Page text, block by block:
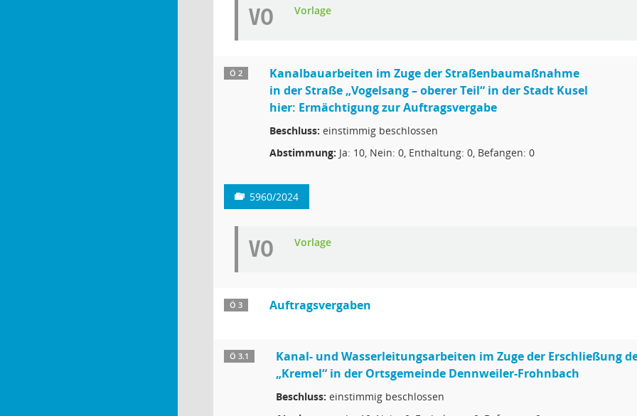
VO Vorlage
Ö 2
Kanalbauarbeiten im Zuge der Straßenbaumaßnahme
in der Straße „Vogelsang – oberer Teil“ in der Stadt Kusel
hier: Ermächtigung zur Auftragsvergabe
Beschluss: einstimmig beschlossen
Abstimmung: Ja: 10, Nein: 0, Enthaltung: 0, Befangen: 0
5960/2024
VO Vorlage
Ö 3 Auftragsvergaben
Ö 3.1
Kanal- und Wasserleitungsarbeiten im Zuge der Erschließung
„Kremel“ in der Ortsgemeinde Dennweiler-Frohnbach
Beschluss: einstimmig beschlossen